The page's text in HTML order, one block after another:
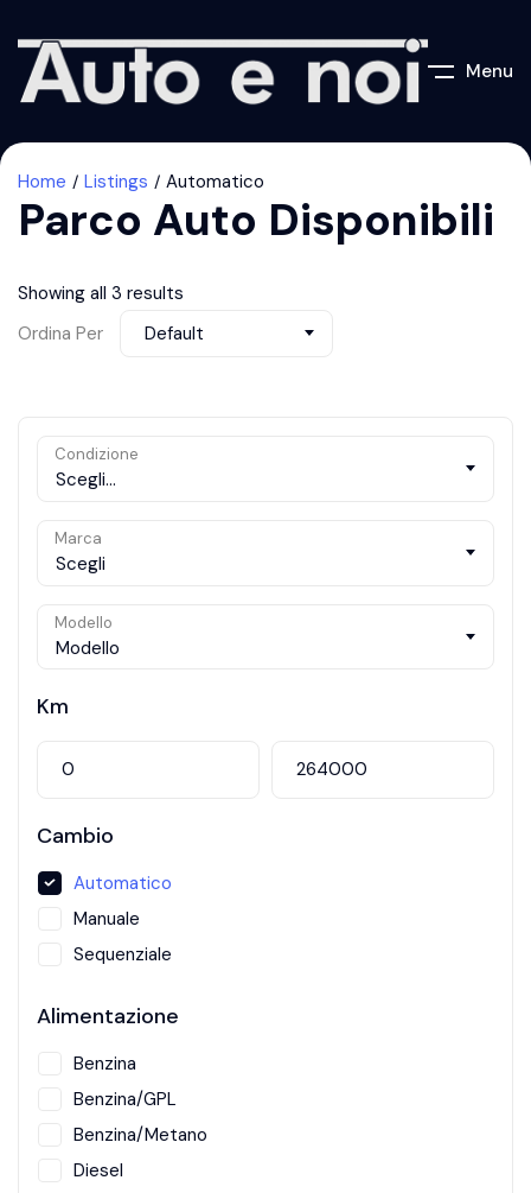
Menu
Home Listings Automatico
Parco Auto Disponibili
Showing all 3 results
Ordina Per
Default
Condizione
Scegli...
Marca
Scegli
Modello
Modello
Km
Cambio
Automatico
Manuale
Sequenziale
Alimentazione
Benzina
Benzina/GPL
Benzina/Metano
Diesel